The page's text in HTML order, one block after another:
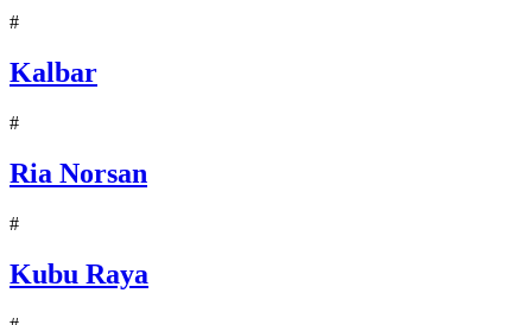
#
Kalbar
#
Ria Norsan
#
Kubu Raya